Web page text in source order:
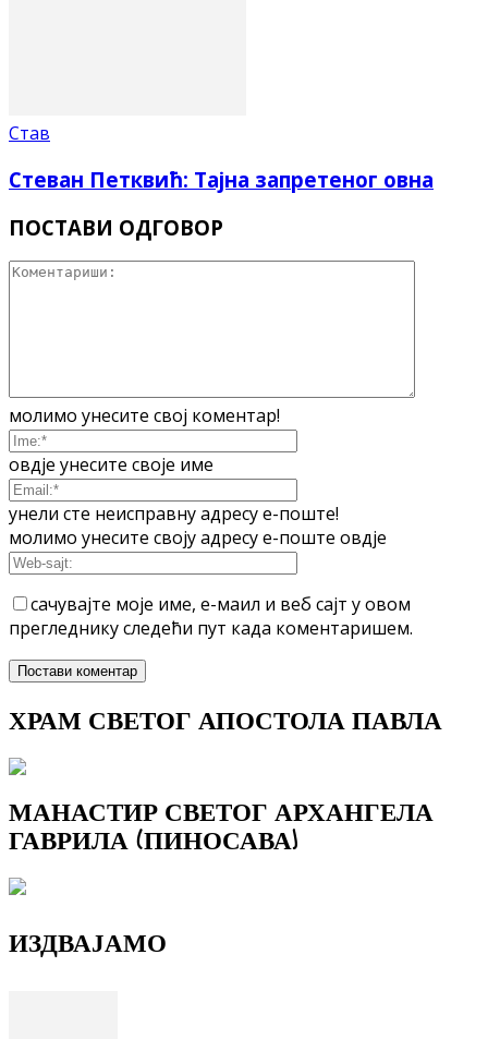
Став
Стеван Петквић: Тајна запретеног овна
ПОСТАВИ ОДГОВОР
молимо унесите свој коментар!
овдје унесите своје име
унели сте неисправну адресу е-поште!
молимо унесите своју адресу е-поште овдје
сачувајте моје име, е-маил и веб сајт у овом
прегледнику следећи пут када коментаришем.
ХРАМ СВЕТОГ АПОСТОЛА ПАВЛА
МАНАСТИР СВЕТОГ АРХАНГЕЛА
ГАВРИЛА (ПИНОСАВА)
ИЗДВАЈАМО